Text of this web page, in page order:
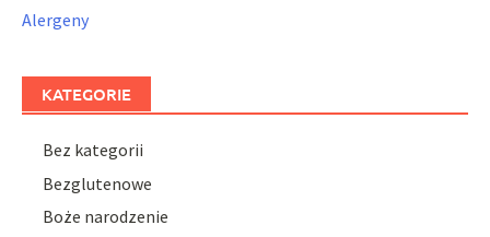
Alergeny
KATEGORIE
Bez kategorii
Bezglutenowe
Boże narodzenie